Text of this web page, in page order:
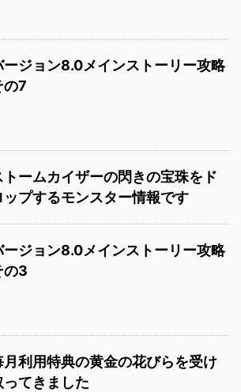
ージョン8.0メインストーリー攻略
の7
トームカイザーの閃きの宝珠をド
ップするモンスター情報です
ージョン8.0メインストーリー攻略
の3
月利用特典の黄金の花びらを受け
ってきました